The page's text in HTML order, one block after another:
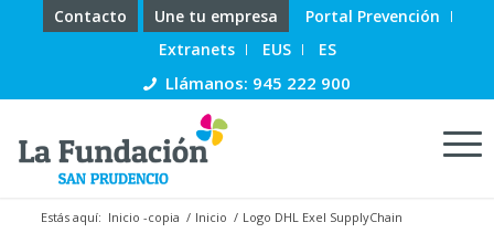
Contacto Une tu empresa
Portal Prevención
Extranets
EUS ES
Llámanos: 945 222 900
Estás aquí: Inicio -copia / Inicio / Logo DHL Exel SupplyChain